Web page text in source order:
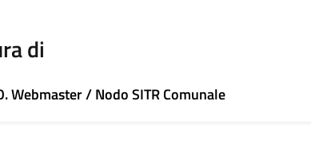
di
Webmaster / Nodo SITR Comunale